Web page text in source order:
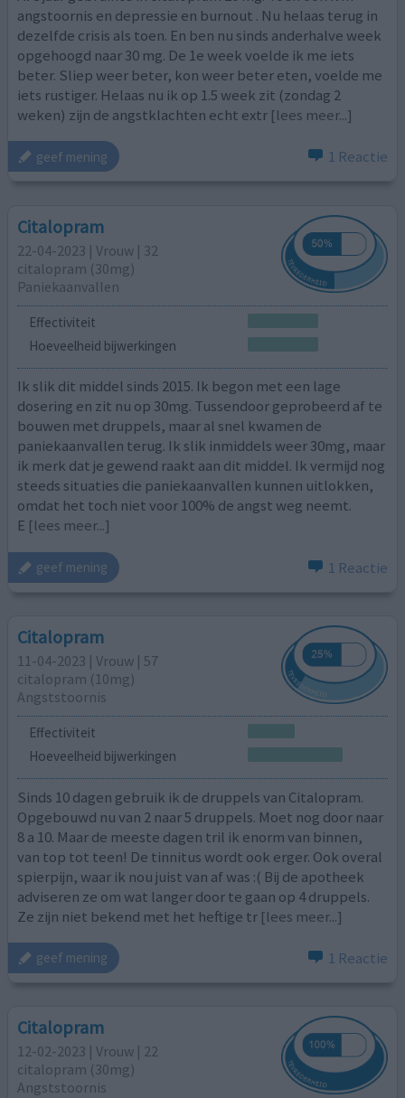
angstoornis en depressie en burnout . Nu helaas terug in
dezelfde crisis als toen. En ben nu sinds anderhalve week
opgehoogd naar 30 mg. De 1e week voelde ik me iets
beter. Sliep weer beter, kon weer beter eten, voelde me
iets rustiger. Helaas nu ik op 1.5 week zit (zondag 2
weken) zijn de angstklachten echt extr [lees meer...]
geef mening 1 Reactie
Citalopram
22-04-2023 | Vrouw | 32
citalopram (30mg)
Paniekaanvallen
Effectiviteit
Hoeveelheid bijwerkingen
Ik slik dit middel sinds 2015. Ik begon met een lage
dosering en zit nu op 30mg. Tussendoor geprobeerd af te
bouwen met druppels, maar al snel kwamen de
paniekaanvallen terug. Ik slik inmiddels weer 30mg, maar
ik merk dat je gewend raakt aan dit middel. Ik vermijd nog
steeds situaties die paniekaanvallen kunnen uitlokken,
omdat het toch niet voor 100% de angst weg neemt.
E [lees meer...]
geef mening 1 Reactie
Citalopram
11-04-2023 | Vrouw | 57
citalopram (10mg)
Angststoornis
Effectiviteit
Hoeveelheid bijwerkingen
Sinds 10 dagen gebruik ik de druppels van Citalopram.
Opgebouwd nu van 2 naar 5 druppels. Moet nog door naar
8 a 10. Maar de meeste dagen tril ik enorm van binnen,
van top tot teen! De tinnitus wordt ook erger. Ook overal
spierpijn, waar ik nou juist van af was :( Bij de apotheek
adviseren ze om wat langer door te gaan op 4 druppels.
Ze zijn niet bekend met het heftige tr [lees meer...]
geef mening 1 Reactie
Citalopram
12-02-2023 | Vrouw | 22
citalopram (30mg)
Angststoornis